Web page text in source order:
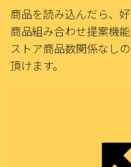
商品を読み込んだら、
商品組み合わせ提案機
ストア商品数関係なし
頂けます。